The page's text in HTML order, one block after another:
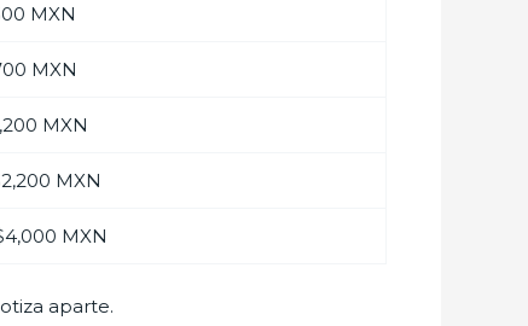
MXN
MXN
MXN
MXN
MXN
aparte.